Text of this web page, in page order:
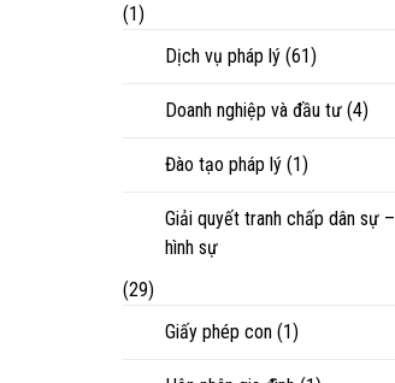
(1)
Dịch vụ pháp lý (61)
Doanh nghiệp và đầu tư (4)
Đào tạo pháp lý (1)
Giải quyết tranh chấp dân sự –
hình sự
(29)
Giấy phép con (1)